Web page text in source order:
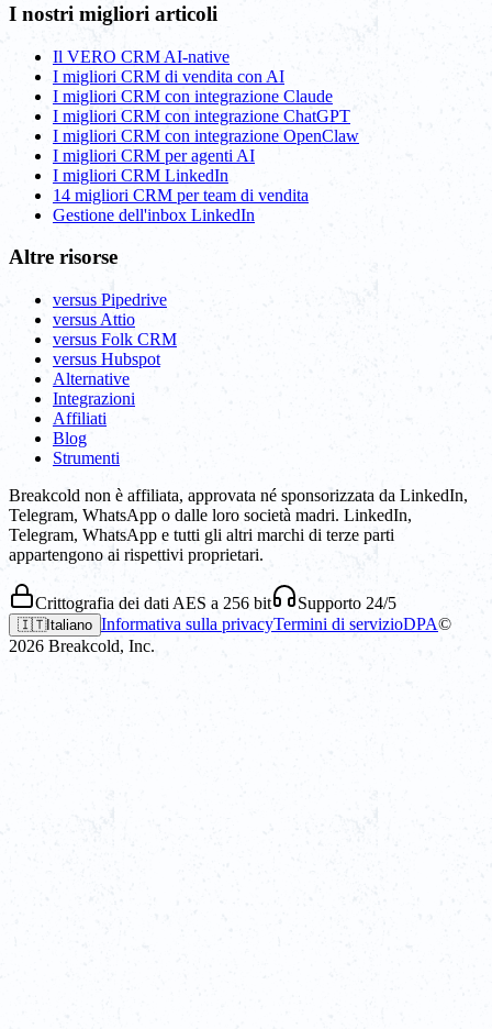
I nostri migliori articoli
Il VERO CRM AI-native
I migliori CRM di vendita con AI
I migliori CRM con integrazione Claude
I migliori CRM con integrazione ChatGPT
I migliori CRM con integrazione OpenClaw
I migliori CRM per agenti AI
I migliori CRM LinkedIn
14 migliori CRM per team di vendita
Gestione dell'inbox LinkedIn
Altre risorse
versus Pipedrive
versus Attio
versus Folk CRM
versus Hubspot
Alternative
Integrazioni
Affiliati
Blog
Strumenti
Breakcold non è affiliata, approvata né sponsorizzata da LinkedIn,
Telegram, WhatsApp o dalle loro società madri. LinkedIn,
Telegram, WhatsApp e tutti gli altri marchi di terze parti
appartengono ai rispettivi proprietari.
Crittografia dei dati AES a 256 bit Supporto 24/5
🇮🇹Italiano Informativa sulla privacyTermini di servizioDPA©
2026 Breakcold, Inc.